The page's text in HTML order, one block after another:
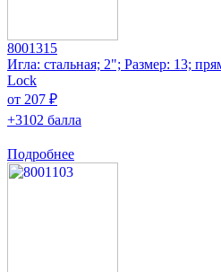
8001315
Игла: стальная; 2"; Размер: 13;
Lock
от 207 ₽
+3102 балла
Подробнее